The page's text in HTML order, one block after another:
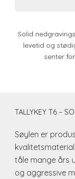
Solid
levetid og
senter
TALLYKEY T6 –
Søylen er
tåle mange års
og aggressive